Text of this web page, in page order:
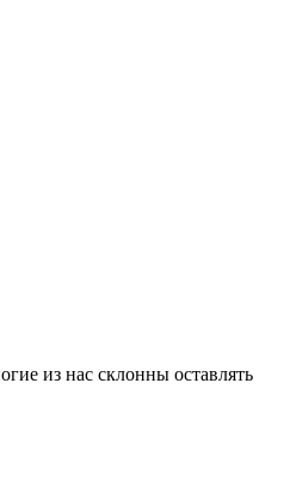
из нас склонны оставлять